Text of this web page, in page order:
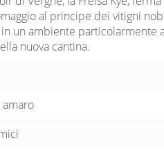
al principe dei vitigni
in un ambiente particolarmente
nuova cantina.